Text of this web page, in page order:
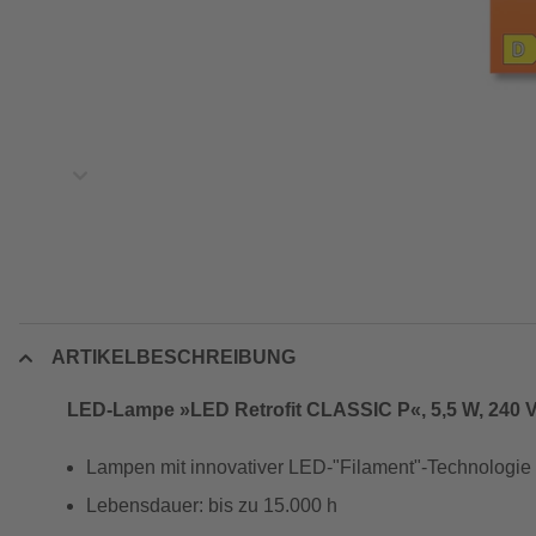
ARTIKELBESCHREIBUNG
LED-Lampe »LED Retrofit CLASSIC P«, 5,5 W, 240
Lampen mit innovativer LED-"Filament"-Technologie
Lebensdauer: bis zu 15.000 h